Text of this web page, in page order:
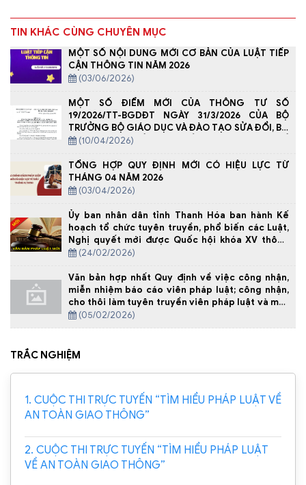
TIN KHÁC CÙNG CHUYÊN MỤC
MỘT SỐ NỘI DUNG MỚI CƠ BẢN CỦA LUẬT TIẾP
CẬN THÔNG TIN NĂM 2026
(03/06/2026)
MỘT SỐ ĐIỂM MỚI CỦA THÔNG TƯ SỐ
19/2026/TT-BGDĐT NGÀY 31/3/2026 CỦA BỘ
TRƯỞNG BỘ GIÁO DỤC VÀ ĐÀO TẠO SỬA ĐỔI, BỔ
SUNG MỘT SỐ ĐIỀU CỦA THÔNG TƯ SỐ
VỀ DẠY THÊM, HỌC THÊM
(10/04/2026)
TỔNG HỢP QUY ĐỊNH MỚI CÓ HIỆU LỰC TỪ
THÁNG 04 NĂM 2026
(03/04/2026)
Ủy ban nhân dân tỉnh Thanh Hóa ban hành Kế
hoạch tổ chức tuyên truyền, phổ biến các Luật,
Nghị quyết mới được Quốc hội khóa XV thông
qua tại kỳ họp thứ 10 trên địa bàn tỉnh
(24/02/2026)
Văn bản hợp nhất Quy định về việc công nhận,
miễn nhiệm báo cáo viên pháp luật; công nhận,
cho thôi làm tuyên truyền viên pháp luật và một
số biện pháp bảo đảm hoạt động của báo cáo
viên pháp luật, tuyên truyền viên pháp luật
(05/02/2026)
TRẮC NGHIỆM
1. CUỘC THI TRỰC TUYẾN “TÌM HIỂU PHÁP LUẬT VỀ
AN TOÀN GIAO THÔNG”
2. CUỘC THI TRỰC TUYẾN “TÌM HIỂU PHÁP LUẬT
VỀ AN TOÀN GIAO THÔNG”